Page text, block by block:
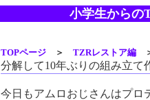
小学生から
TOPページ ＞ TZRレストア編
分解して10年ぶりの組み立て
今日もアムロおじさんはプロ